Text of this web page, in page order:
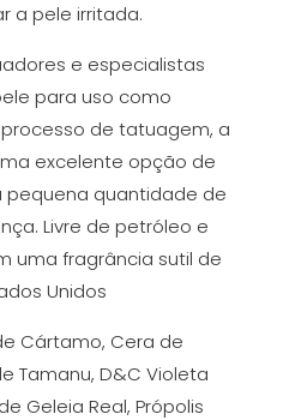
a pele irritada.
e especialistas
para uso como
de tatuagem, a
excelente opção de
quantidade de
Livre de petróleo e
uma fragrância sutil de
Unidos
Cártamo, Cera de
Tamanu, D&C Violeta
Geleia Real, Própolis